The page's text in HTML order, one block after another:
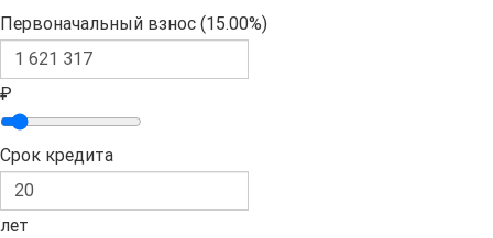
Первоначальный взнос (15.00%)
₽
Срок кредита
лет